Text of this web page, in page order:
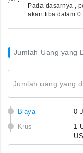
Pada dasarnya ,
akan tiba dalam 0
Jumlah Uang yang
Jumlah uang yang
Biaya
0
Krus
1